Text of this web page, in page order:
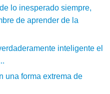
lo inesperado siempre,
de aprender de la
inteligente el
una forma extrema de